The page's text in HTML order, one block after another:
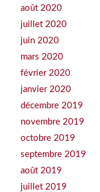
août 2020
juillet 2020
juin 2020
mars 2020
février 2020
janvier 2020
décembre 2019
novembre 2019
octobre 2019
septembre 2019
août 2019
juillet 2019